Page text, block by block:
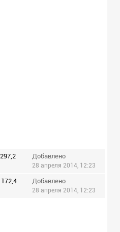
297,2
Добавлено
28 апреля 2014, 12:23
172,4
Добавлено
28 апреля 2014, 12:23